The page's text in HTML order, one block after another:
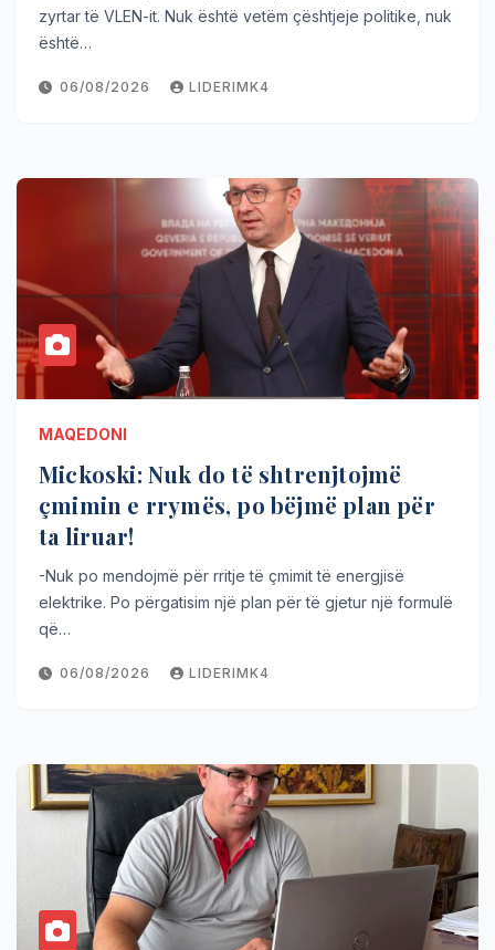
zyrtar të VLEN-it. Nuk është vetëm çështjeje politike, nuk
është…
06/08/2026 LIDERIMK4
MAQEDONI
Mickoski: Nuk do të shtrenjtojmë
çmimin e rrymës, po bëjmë plan për
ta liruar!
-Nuk po mendojmë për rritje të çmimit të energjisë
elektrike. Po përgatisim një plan për të gjetur një formulë
që…
06/08/2026 LIDERIMK4